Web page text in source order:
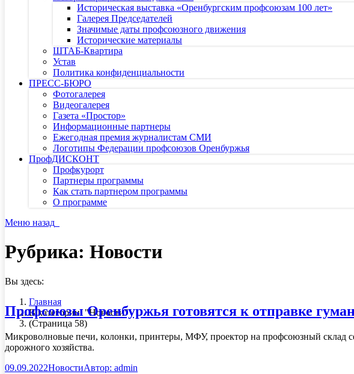
Историческая выставка «Оренбургским профсоюзам 100 лет»
Галерея Председателей
Значимые даты профсоюзного движения
Исторические материалы
ШТАБ-Квартира
Устав
Политика конфиденциальности
ПРЕСС-БЮРО
Фотогалерея
Видеогалерея
Газета «Простор»
Информационные партнеры
Ежегодная премия журналистам СМИ
Логотипы Федерации профсоюзов Оренбуржья
ПрофДИСКОНТ
Профкурорт
Партнеры программы
Как стать партнером программы
О программе
Меню назад
Рубрика: Новости
Вы здесь:
Главная
В категории: "Новости"
(Страница 58)
Профсоюзы Оренбуржья готовятся к отправке
Микроволновые печи, колонки, принтеры, МФУ, проектор на профсоюзный склад
дорожного хозяйства.
09.09.2022НовостиАвтор: admin